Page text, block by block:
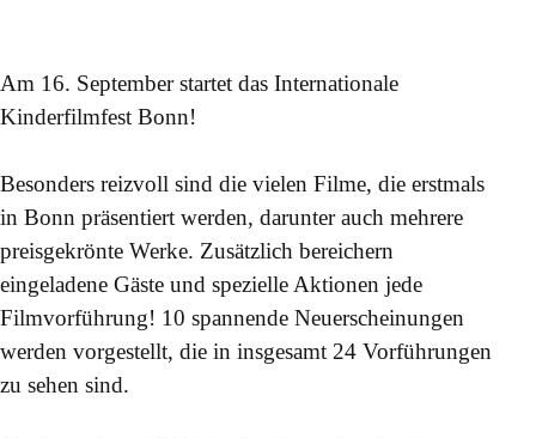
Am 16. September startet das Internationale
Kinderfilmfest Bonn!
Besonders reizvoll sind die vielen Filme, die erstmals
in Bonn präsentiert werden, darunter auch mehrere
preisgekrönte Werke. Zusätzlich bereichern
eingeladene Gäste und spezielle Aktionen jede
Filmvorführung! 10 spannende Neuerscheinungen
werden vorgestellt, die in insgesamt 24 Vorführungen
zu sehen sind.